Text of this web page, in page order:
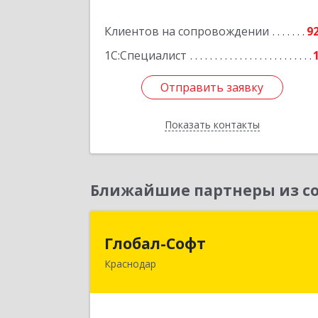
Клиентов на сопровождении
1С:Специалист
1
Отправить заявку
Показать контакты
Отправить заявку
Назад
Ближайшие партнеры из
Глобал-Софт
Краснодар